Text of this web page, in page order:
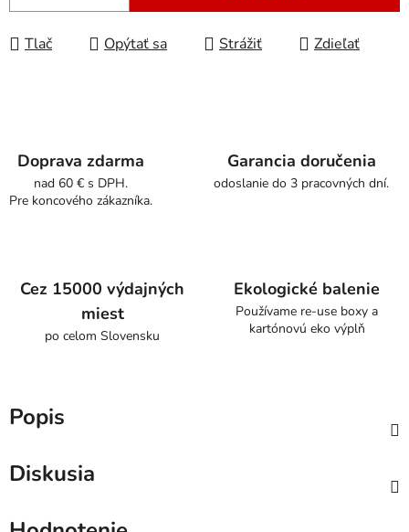
Tlač Opýtať sa Strážiť Zdieľať
Doprava zdarma
nad 60 € s DPH.
Pre koncového zákazníka.
Garancia doručenia
odoslanie do 3 pracovných dní.
Cez 15000 výdajných
miest
po celom Slovensku
Ekologické balenie
Používame re-use boxy a
kartónovú eko výplň
Popis
Diskusia